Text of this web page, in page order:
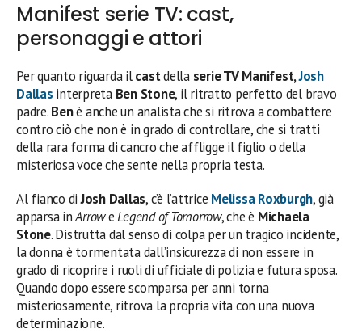
Manifest serie TV: cast,
personaggi e attori
Per quanto riguarda ilcastdellaserie TV Manifest,Josh
Dallas interpreta Ben Stone, il ritratto perfetto del bravo
padre.Benè anche un analista che si ritrova a combattere
contro ciò che non è in grado di controllare, che si tratti
della rara forma di cancro che affligge il figlio o della
misteriosa voce che sente nella propria testa.
Al fianco diJosh Dallas, c’è l’attrice Melissa Roxburgh, già
apparsa inArroweLegend of Tomorrow, che è Michaela
Stone. Distrutta dal senso di colpa per un tragico incidente,
la donna è tormentata dall’insicurezza di non essere in
grado di ricoprire i ruoli di ufficiale di polizia e futura sposa.
Quando dopo essere scomparsa per anni torna
misteriosamente, ritrova la propria vita con una nuova
determinazione.